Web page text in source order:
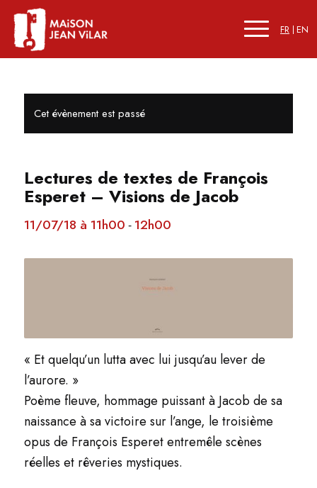
FR EN
Cet évènement est passé
Lectures de textes de François
Esperet – Visions de Jacob
11/07/18 à 11h00 - 12h00
« Et quelqu’un lutta avec lui jusqu’au lever de
l’aurore. »
Poème fleuve, hommage puissant à Jacob de sa
naissance à sa victoire sur l’ange, le troisième
opus de François Esperet entremêle scènes
réelles et rêveries mystiques.